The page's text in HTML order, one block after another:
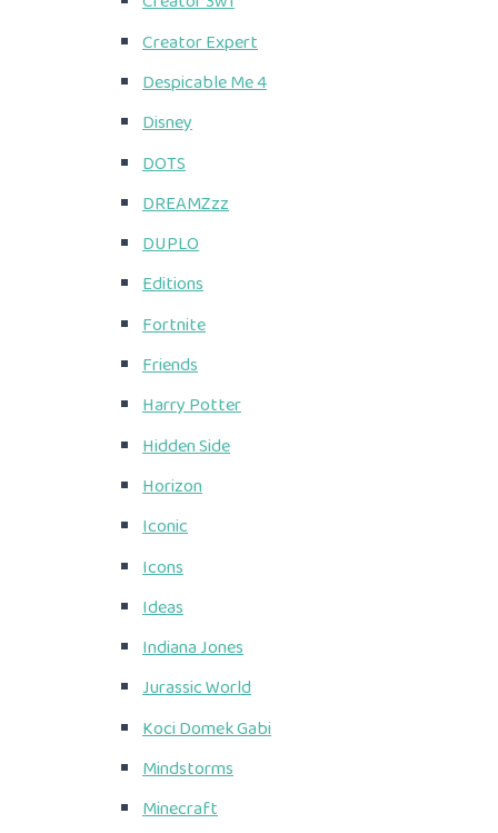
Creator Expert
Despicable Me 4
Disney
DOTS
DREAMZzz
DUPLO
Editions
Fortnite
Friends
Harry Potter
Hidden Side
Horizon
Iconic
Icons
Ideas
Indiana Jones
Jurassic World
Koci Domek Gabi
Mindstorms
Minecraft